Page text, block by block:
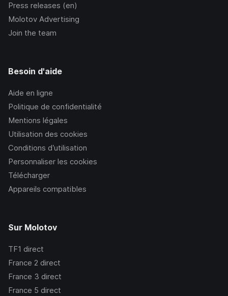
Press releases (en)
Molotov Advertising
Join the team
Besoin d'aide
Aide en ligne
Politique de confidentialité
Mentions légales
Utilisation des cookies
Conditions d’utilisation
Personnaliser les cookies
Télécharger
Appareils compatibles
Sur Molotov
TF1 direct
France 2 direct
France 3 direct
France 5 direct